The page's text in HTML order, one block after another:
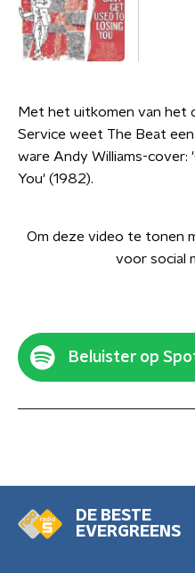
Met het uitkomen van het
Service weet The Beat
ware Andy Williams-cover:
You' (1982).
Om deze video te tonen
voor social
Beluister op
DE BESTE
EVERGREENS